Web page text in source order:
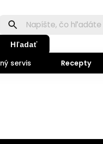
Hľadať
servis Recepty